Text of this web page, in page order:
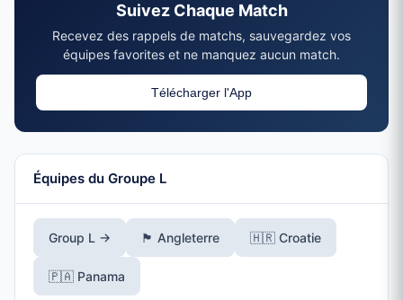
Suivez Chaque Match
Recevez des rappels de matchs, sauvegardez vos
équipes favorites et ne manquez aucun match.
Télécharger l'App
Équipes du Groupe L
Group L → 🏴󠁧󠁢󠁥󠁮󠁧󠁿 Angleterre 🇭🇷 Croatie
🇵🇦 Panama